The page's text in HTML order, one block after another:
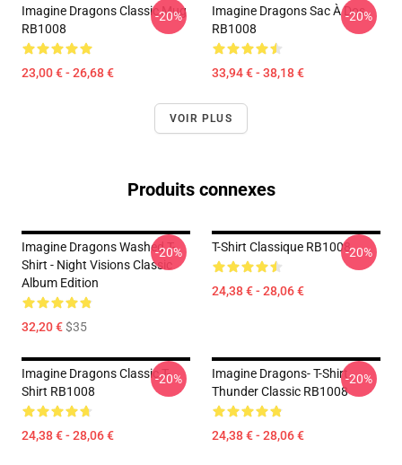
Imagine Dragons Classic Mug
RB1008
23,00 € - 26,68 €
-20%
Imagine Dragons Sac À Dos
RB1008
33,94 € - 38,18 €
-20%
VOIR PLUS
Produits connexes
Imagine Dragons Washed T-
Shirt - Night Visions Classic
Album Edition
32,20 €$35
-20% T-Shirt Classique RB1008
24,38 € - 28,06 €
-20%
Imagine Dragons Classic T-
Shirt RB1008
24,38 € - 28,06 €
-20%
Imagine Dragons- T-Shirt
Thunder Classic RB1008
24,38 € - 28,06 €
-20%